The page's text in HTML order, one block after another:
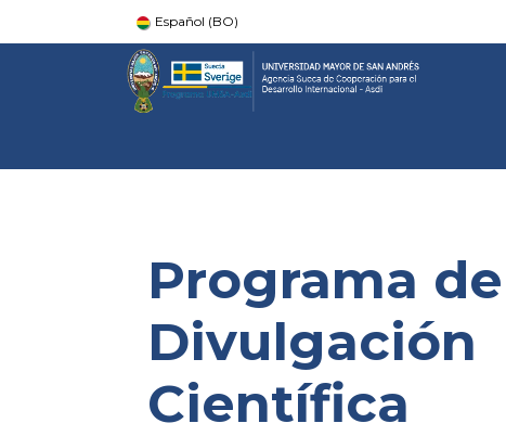
Español (BO)
Programa de
Divulgación
Científica